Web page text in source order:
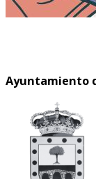
Ayuntamiento